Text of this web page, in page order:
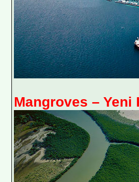
Mangroves – Yeni